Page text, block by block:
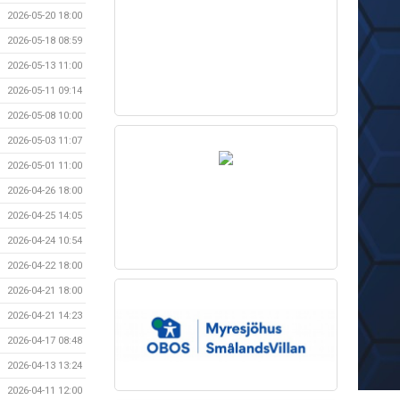
2026-05-20 18:00
2026-05-18 08:59
2026-05-13 11:00
2026-05-11 09:14
2026-05-08 10:00
2026-05-03 11:07
2026-05-01 11:00
2026-04-26 18:00
2026-04-25 14:05
2026-04-24 10:54
2026-04-22 18:00
2026-04-21 18:00
2026-04-21 14:23
2026-04-17 08:48
2026-04-13 13:24
2026-04-11 12:00